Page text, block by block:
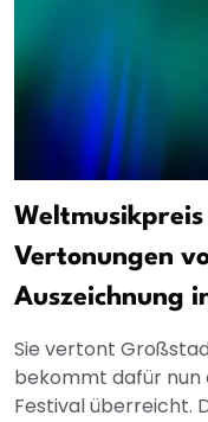
Vertonungen
Auszeichnung
Sie vertont
bekommt dafür nun
Festival überreicht.